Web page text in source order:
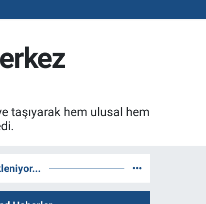
taşıyarak hem ulusal hem